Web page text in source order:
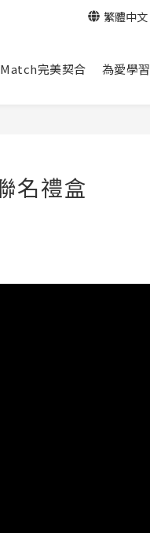
繁體中文
完美契合 為愛學習
名禮盒